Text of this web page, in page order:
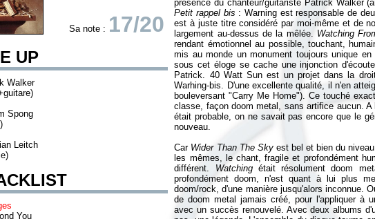
Sa note : 17/20
UP
Walker
Spong
Leitch
You
présence du chanteur/guitariste Patrick Walker
Petit rappel bis : Warning est responsable de
est à juste titre considéré par moi-même et de
largement au-dessus de la mêlée. Watching
rendant émotionnel au possible, touchant,
mis au monde un monument toujours unique
sous cet éloge se cache une injonction
Patrick. 40 Watt Sun est un projet dans la
Warhing-bis. D'une excellente qualité, il n'en
bouleversant "Carry Me Home"). Ce touché
classe, façon doom metal, sans artifice aucun. A
était probable, on ne savait pas encore que le
nouveau.
Car Wider Than The Skyest bel et bien du
les mêmes, le chant, fragile et profondément
différent. Watchingétait résolument doom
profondément doom, n'est quant à lui plus
doom/rock, d'une manière jusqu'alors inconnue.
de doom metal jamais créé, pour l'appliquer à
avec un succès renouvelé. Avec deux albums